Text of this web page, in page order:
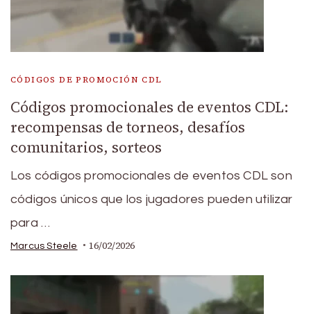
CÓDIGOS DE PROMOCIÓN CDL
Códigos promocionales de eventos CDL:
recompensas de torneos, desafíos
comunitarios, sorteos
Los códigos promocionales de eventos CDL son
códigos únicos que los jugadores pueden utilizar
para …
Marcus Steele 16/02/2026